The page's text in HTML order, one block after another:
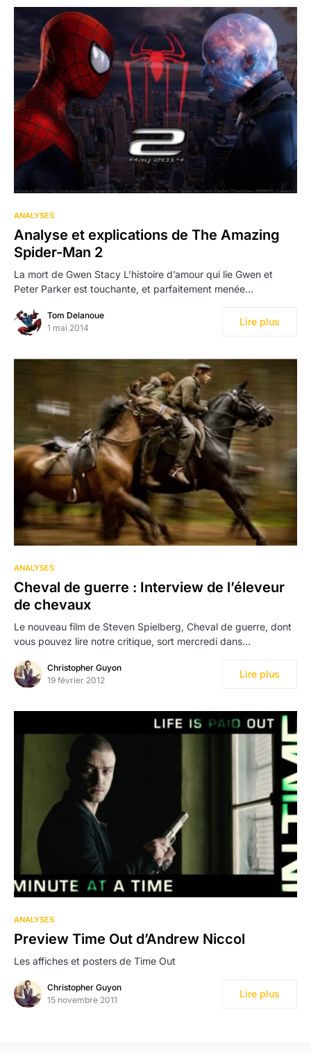
ANALYSES
Analyse et explications de The Amazing
Spider-Man 2
La mort de Gwen Stacy L’histoire d’amour qui lie Gwen et
Peter Parker est touchante, et parfaitement menée…
Tom Delanoue
1 mai 2014
Lire plus
ANALYSES
Cheval de guerre : Interview de l’éleveur
de chevaux
Le nouveau film de Steven Spielberg, Cheval de guerre, dont
vous pouvez lire notre critique, sort mercredi dans…
Christopher Guyon
19 février 2012
Lire plus
ANALYSES
Preview Time Out d’Andrew Niccol
Les affiches et posters de Time Out
Christopher Guyon
15 novembre 2011
Lire plus